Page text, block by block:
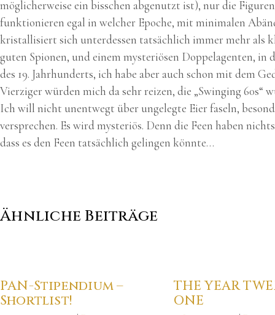
möglicherweise ein bisschen abgenutzt ist), nur die
funktionieren egal in welcher Epoche, mit minimalen
kristallisiert sich unterdessen tatsächlich immer mehr als
guten Spionen, und einem mysteriösen Doppelagenten,
des 19. Jahrhunderts, ich habe aber auch schon mit dem
Vierziger würden mich da sehr reizen, die „Swinging 60s“
Ich will nicht unentwegt über ungelegte Eier faseln,
versprechen. Es wird mysteriös. Denn die Feen haben
dass es den Feen tatsächlich gelingen könnte…
Ähnliche Beiträge
PAN-Stipendium –
Shortlist!
THE YEAR
ONE